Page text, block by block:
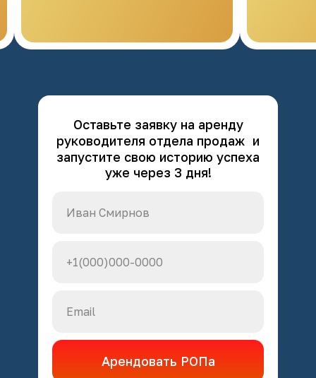
Оставьте заявку на аренду
руководителя отдела продаж и
запустите свою историю успеха
уже через 3 дня!
Арендовать РОПа